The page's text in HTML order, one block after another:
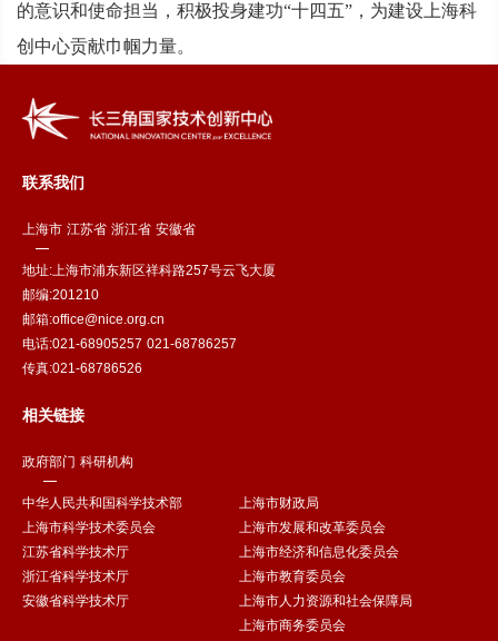
的意识和使命担当，积极投身建功“十四五”，为建设上海科
创中心贡献巾帼力量。
联系我们
上海市 江苏省 浙江省 安徽省
地址:上海市浦东新区祥科路257号云飞大厦
邮编:201210
邮箱:office@nice.org.cn
电话:021-68905257 021-68786257
传真:021-68786526
相关链接
政府部门 科研机构
中华人民共和国科学技术部
上海市科学技术委员会
江苏省科学技术厅
浙江省科学技术厅
安徽省科学技术厅
上海市财政局
上海市发展和改革委员会
上海市经济和信息化委员会
上海市教育委员会
上海市人力资源和社会保障局
上海市商务委员会